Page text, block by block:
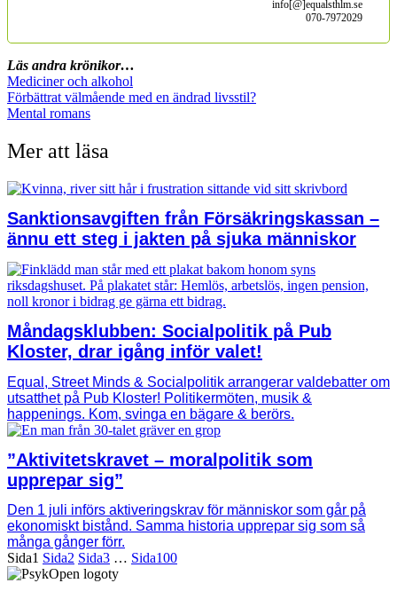
info[@]equalsthlm.se
070-7972029
Läs andra krönikor…
Mediciner och alkohol
Förbättrat välmående med en ändrad livsstil?
Mental romans
Mer att läsa
Sanktionsavgiften från Försäkringskassan –
ännu ett steg i jakten på sjuka människor
Måndagsklubben: Socialpolitik på Pub
Kloster, drar igång inför valet!
Equal, Street Minds & Socialpolitik arrangerar valdebatter om
utsatthet på Pub Kloster! Politikermöten, musik &
happenings. Kom, svinga en bägare & berörs.
”Aktivitetskravet – moralpolitik som
upprepar sig”
Den 1 juli införs aktiveringskrav för människor som går på
ekonomiskt bistånd. Samma historia upprepar sig som så
många gånger förr.
Sida1 Sida2 Sida3 … Sida100